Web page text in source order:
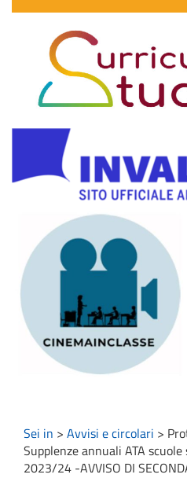
Sei in > Avvisi e circolari >
Supplenze annuali ATA
2023/24 -AVVISO DI